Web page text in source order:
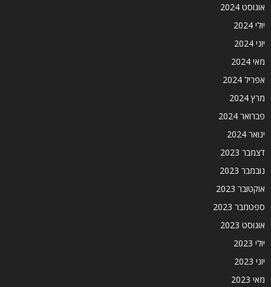
אוגוסט 2024
יולי 2024
יוני 2024
מאי 2024
אפריל 2024
מרץ 2024
פברואר 2024
ינואר 2024
דצמבר 2023
נובמבר 2023
אוקטובר 2023
ספטמבר 2023
אוגוסט 2023
יולי 2023
יוני 2023
מאי 2023